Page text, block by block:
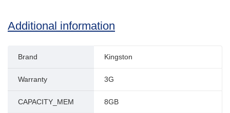
Additional information
Brand Kingston
Warranty 3G
CAPACITY_MEM 8GB